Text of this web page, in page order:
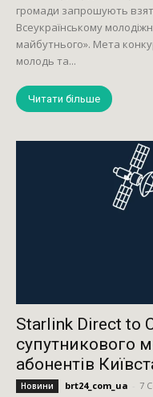
громади запрошують
Всеукраїнському
майбутнього». Мета конкурсу — підтримати обдаровану
молодь та...
Читати більше
Starlink Direct to
супутникового
абонентів
Новини brt24_com_ua 7